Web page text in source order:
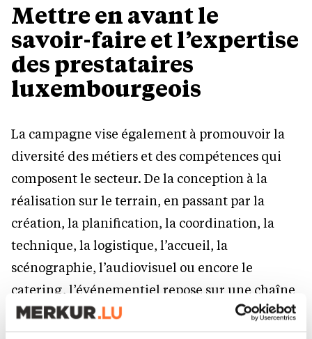
Mettre en avant le
savoir-faire et l’expertise
des prestataires
luxembourgeois
La campagne vise également à promouvoir la
diversité des métiers et des compétences qui
composent le secteur. De la conception à la
réalisation sur le terrain, en passant par la
création, la planification, la coordination, la
technique, la logistique, l’accueil, la
scénographie, l’audiovisuel ou encore le
catering, l’événementiel repose sur une chaîne
de valeur complète.